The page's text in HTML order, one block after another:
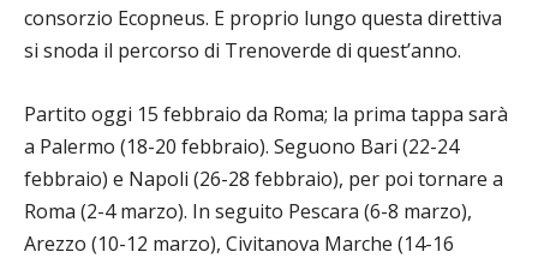
consorzio Ecopneus. E proprio lungo questa direttiva
si snoda il percorso di Trenoverde di quest’anno.
Partito oggi 15 febbraio da Roma; la prima tappa sarà
a Palermo (18-20 febbraio). Seguono Bari (22-24
febbraio) e Napoli (26-28 febbraio), per poi tornare a
Roma (2-4 marzo). In seguito Pescara (6-8 marzo),
Arezzo (10-12 marzo), Civitanova Marche (14-16